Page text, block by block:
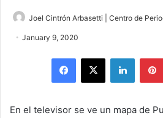
Joel Cintrón Arbasetti | Centro de
January 9, 2020
Facebook
X
En el televisor se ve un mapa de